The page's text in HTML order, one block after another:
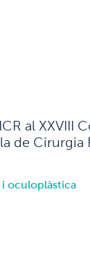
al XXVIII
de Cirurgia
oculoplàstica